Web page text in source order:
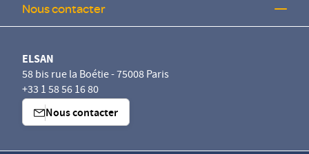
Nous contacter
ELSAN
58 bis rue la Boétie - 75008 Paris
+33 1 58 56 16 80
Nous contacter